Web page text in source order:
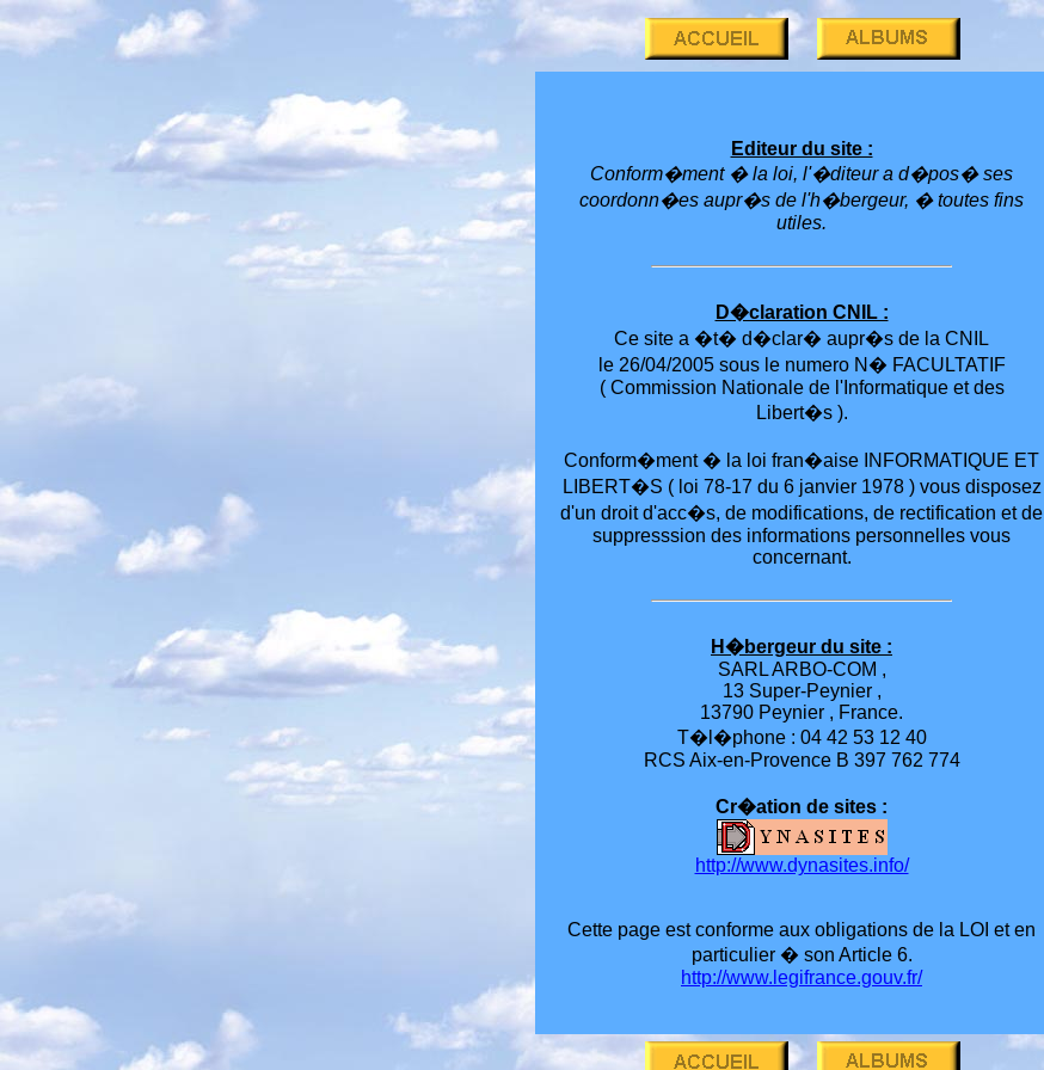
Editeur du site :
Conform�ment � la loi, l'�diteur a d�pos� ses
coordonn�es aupr�s de l'h�bergeur, � toutes fins
utiles.
D�claration CNIL :
Ce site a �t� d�clar� aupr�s de la CNIL
le 26/04/2005 sous le numero N� FACULTATIF
( Commission Nationale de l'Informatique et des
Libert�s ).
Conform�ment � la loi fran�aise INFORMATIQUE ET
LIBERT�S ( loi 78-17 du 6 janvier 1978 ) vous disposez
d'un droit d'acc�s, de modifications, de rectification et de
suppresssion des informations personnelles vous
concernant.
H�bergeur du site :
SARL ARBO-COM ,
13 Super-Peynier ,
13790 Peynier , France.
T�l�phone : 04 42 53 12 40
RCS Aix-en-Provence B 397 762 774
Cr�ation de sites :
http://www.dynasites.info/
Cette page est conforme aux obligations de la LOI et en
particulier � son Article 6.
http://www.legifrance.gouv.fr/